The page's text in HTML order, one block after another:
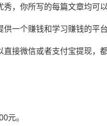
，你所写的每篇文章均可
一个赚钱和学习赚钱的平台
接微信或者支付宝提现，都
元。